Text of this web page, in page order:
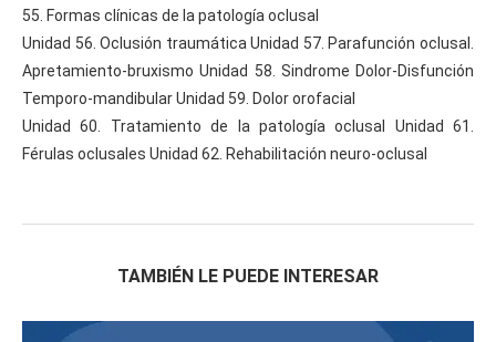
55. Formas clínicas de la patología oclusal
Unidad 56. Oclusión traumática Unidad 57. Parafunción oclusal.
Apretamiento-bruxismo Unidad 58. Sindrome Dolor-Disfunción
Temporo-mandibular Unidad 59. Dolor orofacial
Unidad 60. Tratamiento de la patología oclusal Unidad 61.
Férulas oclusales Unidad 62. Rehabilitación neuro-oclusal
TAMBIÉN LE PUEDE INTERESAR